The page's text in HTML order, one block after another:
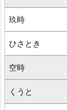
玖時
ひさとき
空時
くうと